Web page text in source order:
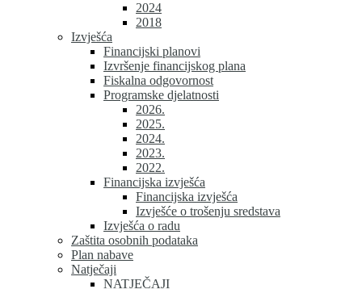
2024
2018
Izvješća
Financijski planovi
Izvršenje financijskog plana
Fiskalna odgovornost
Programske djelatnosti
2026.
2025.
2024.
2023.
2022.
Financijska izvješća
Financijska izvješća
Izvješće o trošenju sredstava
Izvješća o radu
Zaštita osobnih podataka
Plan nabave
Natječaji
NATJEČAJI